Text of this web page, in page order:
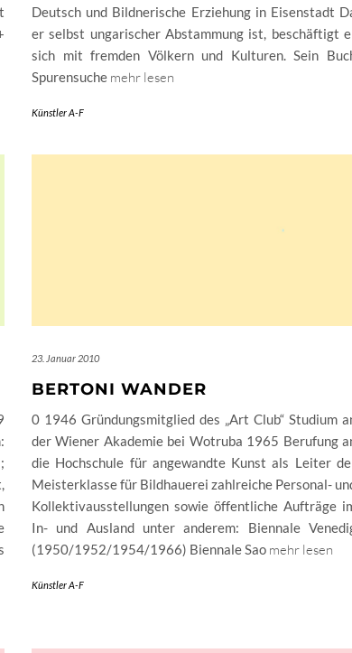
Deutsch und Bildnerische Erziehung in Eisenstadt
er selbst ungarischer Abstammung ist, beschäftigt
sich mit fremden Völkern und Kulturen. Sein
Spurensuche mehr lesen
Künstler A-F
23. Januar 2010
BERTONI WANDER
0 1946 Gründungsmitglied des „Art Club“ Studium
der Wiener Akademie bei Wotruba 1965 Berufung
die Hochschule für angewandte Kunst als Leiter
Meisterklasse für Bildhauerei zahlreiche Personal-
Kollektivausstellungen sowie öffentliche Aufträge
In- und Ausland unter anderem: Biennale
(1950/1952/1954/1966) Biennale Sao mehr lesen
Künstler A-F